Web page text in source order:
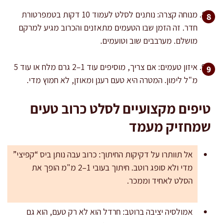
מנוחה קצרה: נותנים לסלט לעמוד 10 דקות בטמפרטורת
חדר. זה הזמן שבו הטעמים מתאזנים והכרוב מגיע למרקם
מושלם. מערבבים שוב וטועמים.
איזון טעמים: אם צריך, מוסיפים עוד 1–2 גרם מלח או עוד 5
מ"ל לימון. המטרה היא טעם רענן ומאוזן, לא חמוץ מדי.
טיפים מקצועיים לסלט כרוב טעים
שמחזיק מעמד
אל תוותרו על דקיקות החיתוך: כרוב עבה נותן ביס “קפיצי”
מדי ולא סופג רוטב. חיתוך בעובי 1–2 מ"מ הופך את
הסלט לאחיד וממכר.
אמולסיה יציבה ברוטב: חרדל הוא לא רק טעם, הוא גם